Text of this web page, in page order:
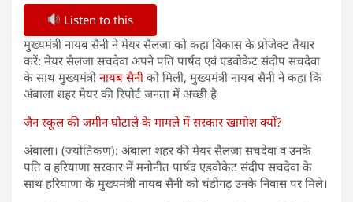
Listen to this
मुख्यमंत्री नायब सैनी ने मेयर सैलजा को कहा विकास के प्रोजेक्ट तैयार
करें: मेयर सैलजा सचदेवा अपने पति पार्षद एवं एडवोकेट संदीप सचदेवा
के साथ मुख्यमंत्री नायब सैनी को मिली, मुख्यमंत्री नायब सैनी ने कहा कि
अंबाला शहर मेयर की रिपोर्ट जनता में अच्छी है
जैन स्कूल की जमीन घोटाले के मामले में सरकार खामोश क्यों?
अंबाला। (ज्योतिकण): अंबाला शहर की मेयर सैलजा सचदेवा व उनके
पति व हरियाणा सरकार में मनोनीत पार्षद एडवोकेट संदीप सचदेवा के
साथ हरियाणा के मुख्यमंत्री नायब सैनी को चंडीगढ़ उनके निवास पर मिले।